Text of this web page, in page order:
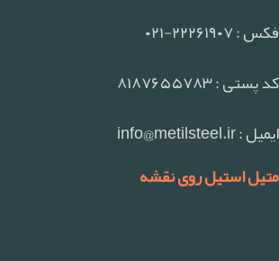
فکس : ۲۲۲۶۱۹۰۷-۰۲۱
کد پستی : ۸۱۸۷۶۵۵۷۸۳
ایمیل : info@metilsteel.ir
متیل استیل روی نقشه